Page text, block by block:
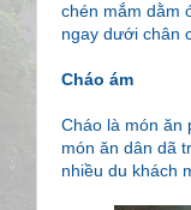
chén mắm dằm
ngay dưới chân
Cháo ám
Cháo là món ăn
món ăn dân dã
nhiều du khách